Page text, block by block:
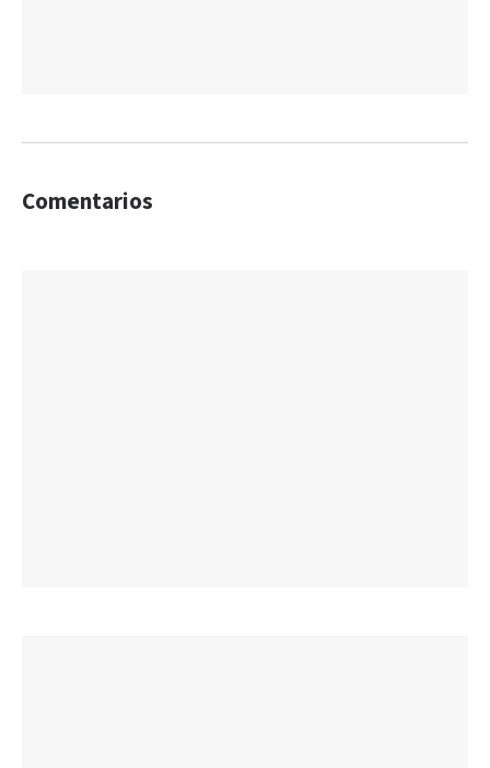
Comentarios